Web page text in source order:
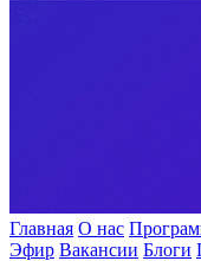
Главная О нас
Эфир Вакансии Блоги